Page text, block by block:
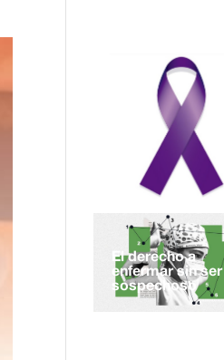
El derecho a
enfermar sin ser
sospechoso